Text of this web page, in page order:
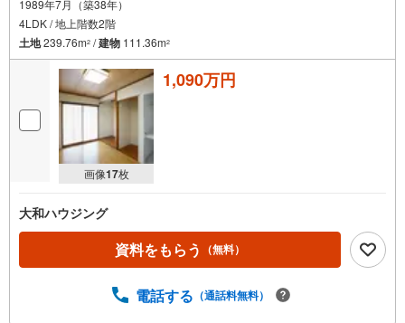
1989年7月（築38年）
4LDK / 地上階数2階
土地239.76m2 /建物 111.36m2
画像17枚
1,090万円
大和ハウジング
資料をもらう （無料）
電話する （通話料無料）